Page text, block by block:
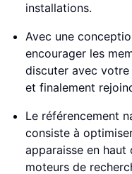
installations.
Avec une
encourager les
discuter avec votre
et finalement
Le référencement
consiste à
apparaisse en haut
moteurs de